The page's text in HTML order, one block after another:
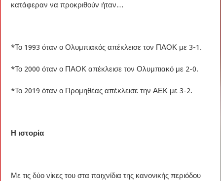
κατάφεραν να προκριθούν ήταν…
*Το 1993 όταν ο Ολυμπιακός απέκλεισε τον ΠΑΟΚ με 3-1.
*Το 2000 όταν ο ΠΑΟΚ απέκλεισε τον Ολυμπιακό με 2-0.
*Το 2019 όταν ο Προμηθέας απέκλεισε την ΑΕΚ με 3-2.
Η ιστορία
Με τις δύο νίκες του στα παιχνίδια της κανονικής περιόδου